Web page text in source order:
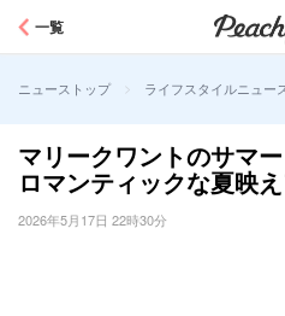
一覧
ニューストップ > ライフスタイルニュー
マリークワントのサマ
ロマンティックな夏映
2026年5月17日 22時30分